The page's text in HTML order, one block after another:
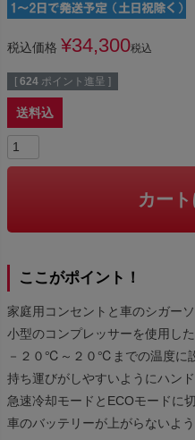
税込価格 ¥34,300税込
[ 624 ポイント進呈 ]
送料込
カー
ここがポイント！
家庭用コンセントと車のシガー
小型のコンプレッサーを使用した
－２０℃～２０℃までの温度に
持ち運びがしやすいようにハン
急速冷却モードとECOモードに
車のバッテリーが上がらないよ